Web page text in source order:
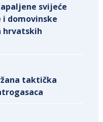
svijeće
i domovinske
hrvatskih
taktička